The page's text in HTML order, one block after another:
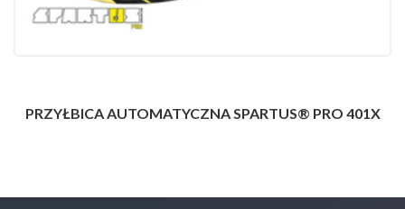
PRZYŁBICA AUTOMATYCZNA SPARTUS® PRO 401X